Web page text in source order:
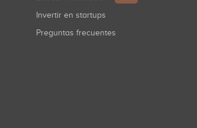
Invertir en startups
Preguntas frecuentes